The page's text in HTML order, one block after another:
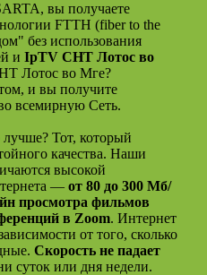
вы получаете
FTTH (fiber to the
без использования
и IpTV СНТ Лотос во
Лотос во Мге?
и вы получите
всемирную Сеть.
Тот, который
качества. Наши
высокой
— от 80 до 300 Мб/
просмотра фильмов
в Zoom. Интернет
от того, сколько
Скорость не падает
суток или дня недели.